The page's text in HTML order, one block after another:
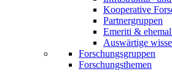
Kooperative
Partnergruppen
Emeriti &
Auswärtige
Forschungsgruppen
Forschungsthemen